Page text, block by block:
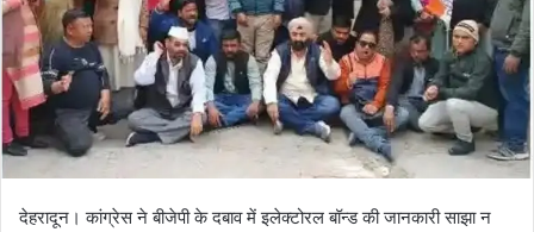
a
i
l
देहरादून। कांग्रेस ने बीजेपी के दबाव में इलेक्टोरल बॉन्ड की जानकारी साझा न